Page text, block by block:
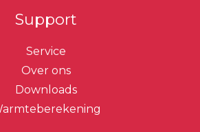
Support
Service
Over ons
Downloads